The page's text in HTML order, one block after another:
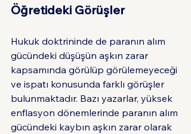
Öğretideki Görüşler
Hukuk doktrininde de paranın alım
gücündeki düşüşün aşkın zarar
kapsamında görülüp görülemeyeceği
ve ispatı konusunda farklı görüşler
bulunmaktadır. Bazı yazarlar, yüksek
enflasyon dönemlerinde paranın alım
gücündeki kaybın aşkın zarar olarak